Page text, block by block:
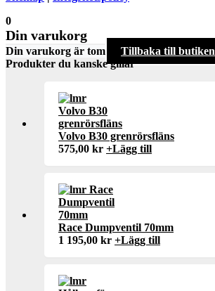
0
Din varukorg
Din varukorg är tom
Tillbaka till butiken
Produkter du kanske gillar
Volvo B30 grenrörsfläns
575,00 kr +Lägg till
Race Dumpventil 70mm
1 195,00 kr +Lägg till